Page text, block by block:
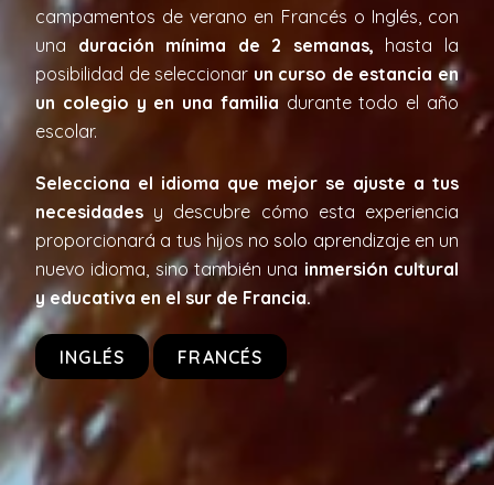
campamentos de verano en Francés o Inglés, con
una duración mínima de 2 semanas, hasta la
posibilidad de seleccionar un curso de estancia en
un colegio y en una familia durante todo el año
escolar.
Selecciona el idioma que mejor se ajuste a tus
necesidades y descubre cómo esta experiencia
proporcionará a tus hijos no solo aprendizaje en un
nuevo idioma, sino también una inmersión cultural
y educativa en el sur de Francia.
INGLÉS FRANCÉS